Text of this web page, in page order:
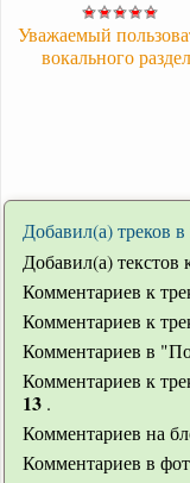
Уважаемый
вокального
Добавил(а) треков в
Добавил(а) текстов
Комментариев к
Комментариев к
Комментариев в
Комментариев к
13 .
Комментариев на
Комментариев в